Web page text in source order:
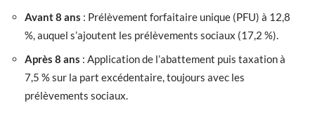
Avant 8 ans : Prélèvement forfaitaire unique (PFU) à 12,8
%, auquel s’ajoutent les prélèvements sociaux (17,2 %).
Après 8 ans : Application de l’abattement puis taxation à
7,5 % sur la part excédentaire, toujours avec les
prélèvements sociaux.